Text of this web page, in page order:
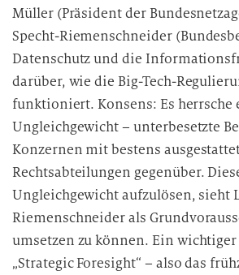
Müller (Präsident der
Specht-Riemenschneider
Datenschutz und die
darüber, wie die Big-Tech-
funktioniert. Konsens: Es herrsche
Ungleichgewicht – unterbesetzte
Konzernen mit bestens
Rechtsabteilungen gegenüber.
Ungleichgewicht aufzulösen, sieht
Riemenschneider als
umsetzen zu können. Ein wichtiger
„Strategic Foresight“ – also das